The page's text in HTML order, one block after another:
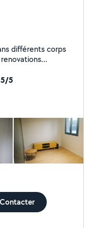
différents corps
du détail, et
que je sais pas
pas à laisser vos
5
Contacter